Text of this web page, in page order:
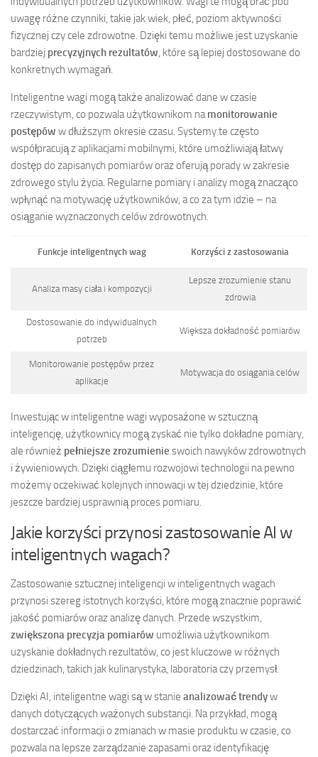
uwagę różne czynniki, takie jak wiek, płeć, poziom aktywności
fizycznej czy cele zdrowotne. Dzięki temu możliwe jest uzyskanie
bardziej precyzyjnych rezultatów, które są lepiej dostosowane do
konkretnych wymagań.
Inteligentne wagi mogą także analizować dane w czasie
rzeczywistym, co pozwala użytkownikom namonitorowanie
postępów w dłuższym okresie czasu. Systemy te często
współpracują z aplikacjami mobilnymi, które umożliwiają łatwy
dostęp do zapisanych pomiarów oraz oferują porady w zakresie
zdrowego stylu życia. Regularne pomiary i analizy mogą znacząco
wpłynąć na motywację użytkowników, a co za tym idzie – na
osiąganie wyznaczonych celów zdrowotnych.
Funkcje inteligentnych wag Korzyści z zastosowania
Analiza masy ciała i kompozycji
Lepsze zrozumienie stanu
zdrowia
Dostosowanie do indywidualnych
potrzeb
Większa dokładność pomiarów
Monitorowanie postępów przez
aplikacje
Motywacja do osiągania celów
Inwestując w inteligentne wagi wyposażone w sztuczną
inteligencję, użytkownicy mogą zyskać nie tylko dokładne pomiary,
ale również pełniejsze zrozumienie swoich nawyków zdrowotnych
i żywieniowych. Dzięki ciągłemu rozwojowi technologii na pewno
możemy oczekiwać kolejnych innowacji w tej dziedzinie, które
jeszcze bardziej usprawnią proces pomiaru.
Jakie korzyści przynosi zastosowanie AI w
inteligentnych wagach?
Zastosowanie sztucznej inteligencji w inteligentnych wagach
przynosi szereg istotnych korzyści, które mogą znacznie poprawić
jakość pomiarów oraz analizę danych. Przede wszystkim,
zwiększona precyzja pomiarów umożliwia użytkownikom
uzyskanie dokładnych rezultatów, co jest kluczowe w różnych
dziedzinach, takich jak kulinarystyka, laboratoria czy przemysł.
Dzięki AI, inteligentne wagi są w stanie analizować trendyw
danych dotyczących ważonych substancji. Na przykład, mogą
dostarczać informacji o zmianach w masie produktu w czasie, co
pozwala na lepsze zarządzanie zapasami oraz identyfikację